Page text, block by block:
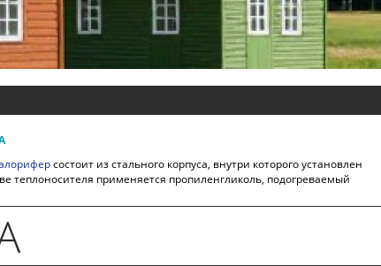
состоит из стального корпуса, внутри которого установлен
теплоносителя применяется пропиленгликоль, подогреваемый